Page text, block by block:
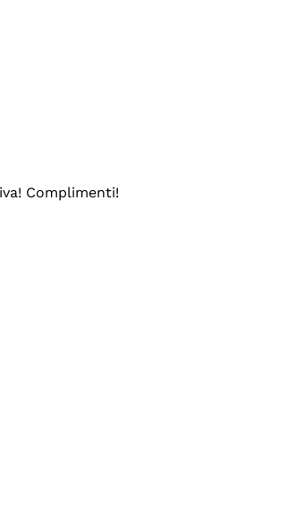
Complimenti!